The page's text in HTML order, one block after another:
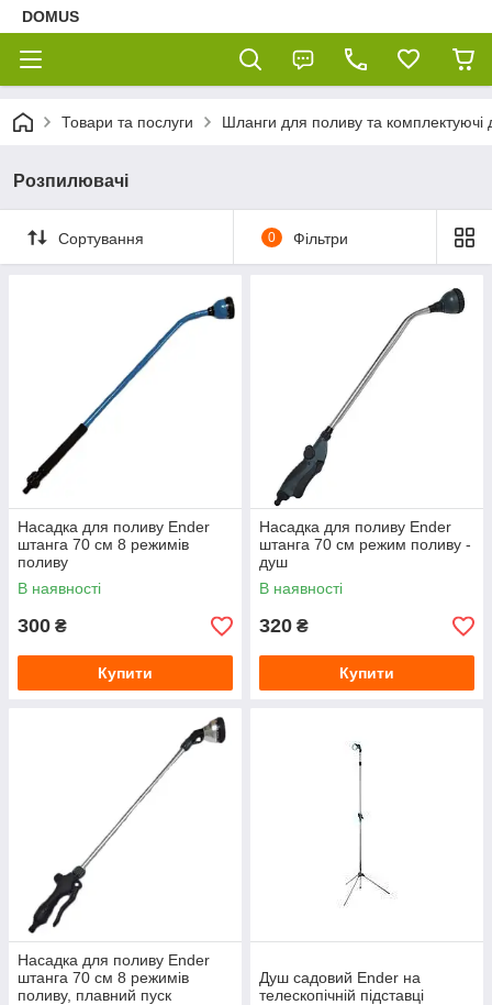
DOMUS
Товари та послуги Шланги для поливу та комплектуючі
Розпилювачі
Сортування 0 Фільтри
Насадка для поливу Ender
штанга 70 см 8 режимів
поливу
В наявності
300 ₴
Купити
Насадка для поливу Ender
штанга 70 см режим поливу -
душ
В наявності
320 ₴
Купити
Насадка для поливу Ender
штанга 70 см 8 режимів
поливу, плавний пуск
Душ садовий Ender на
телескопічній підставці